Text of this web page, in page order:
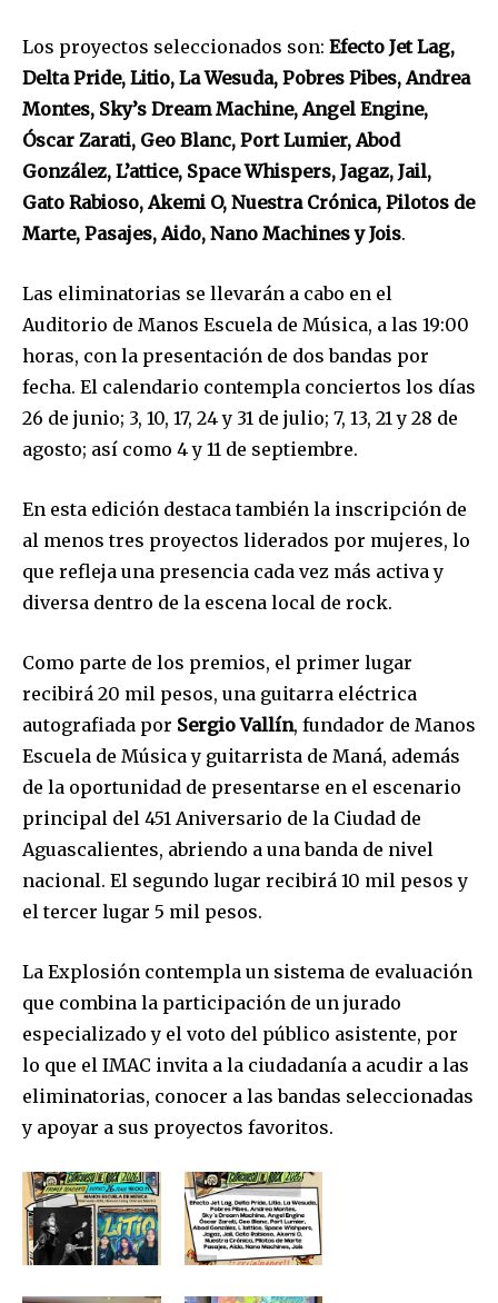
Únete a nuestra comunidad de
suscriptores y sé parte de la
conversación.
Para suscribirte, solo escribe tu dirección de correo eletrónico
y da click en el botón de "suscribir". No te preocupes,
respetamos tu privacidad y no enviaremos correo basura a tu
INBOX. Tu información está segura con nosotros.
SUSCRIBIR
Acepto laPolítica de Privacidad
32,111
Seguidores
32,214
Seguidores
Los proyectos seleccionados son: Efecto Jet Lag,
Delta Pride, Litio, La Wesuda, Pobres Pibes, Andrea
Montes, Sky’s Dream Machine, Angel Engine,
Óscar Zarati, Geo Blanc, Port Lumier, Abod
González, L’attice, Space Whispers, Jagaz, Jail,
Gato Rabioso, Akemi O, Nuestra Crónica, Pilotos de
Marte, Pasajes, Aido, Nano Machines y Jois.
Las eliminatorias se llevarán a cabo en el
Auditorio de Manos Escuela de Música, a las 19:00
horas, con la presentación de dos bandas por
fecha. El calendario contempla conciertos los días
26 de junio; 3, 10, 17, 24 y 31 de julio; 7, 13, 21 y 28 de
agosto; así como 4 y 11 de septiembre.
En esta edición destaca también la inscripción de
al menos tres proyectos liderados por mujeres, lo
que refleja una presencia cada vez más activa y
diversa dentro de la escena local de rock.
Como parte de los premios, el primer lugar
recibirá 20 mil pesos, una guitarra eléctrica
autografiada por Sergio Vallín, fundador de Manos
Escuela de Música y guitarrista de Maná, además
de la oportunidad de presentarse en el escenario
principal del 451 Aniversario de la Ciudad de
Aguascalientes, abriendo a una banda de nivel
nacional. El segundo lugar recibirá 10 mil pesos y
el tercer lugar 5 mil pesos.
La Explosión contempla un sistema de evaluación
que combina la participación de un jurado
especializado y el voto del público asistente, por
lo que el IMAC invita a la ciudadanía a acudir a las
eliminatorias, conocer a las bandas seleccionadas
y apoyar a sus proyectos favoritos.